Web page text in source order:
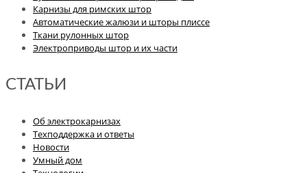
Карнизы для римских штор
Автоматические жалюзи и шторы плиссе
Ткани рулонных штор
Электроприводы штор и их части
СТАТЬИ
Об электрокарнизах
Техподдержка и ответы
Новости
Умный дом